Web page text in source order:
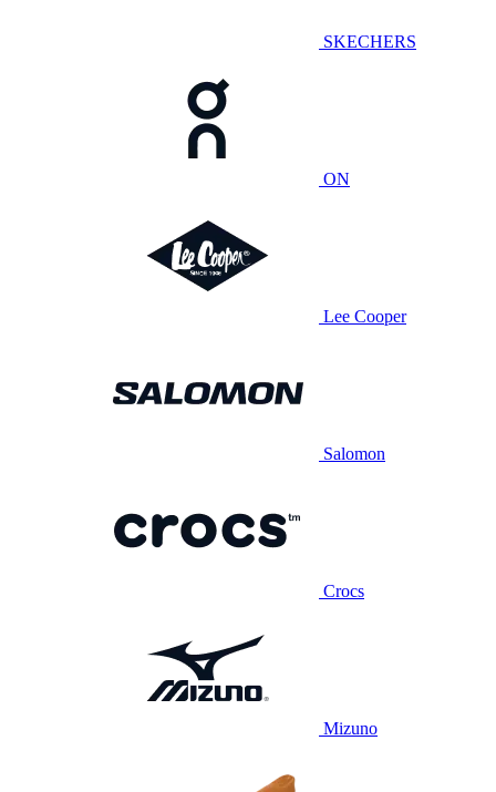
SKECHERS
ON
Lee Cooper
Salomon
Crocs
Mizuno